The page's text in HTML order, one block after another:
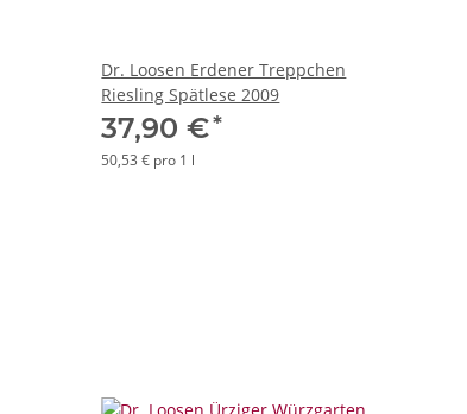
Dr. Loosen Erdener Treppchen
Riesling Spätlese 2009
37,90 €*
50,53 € pro 1 l